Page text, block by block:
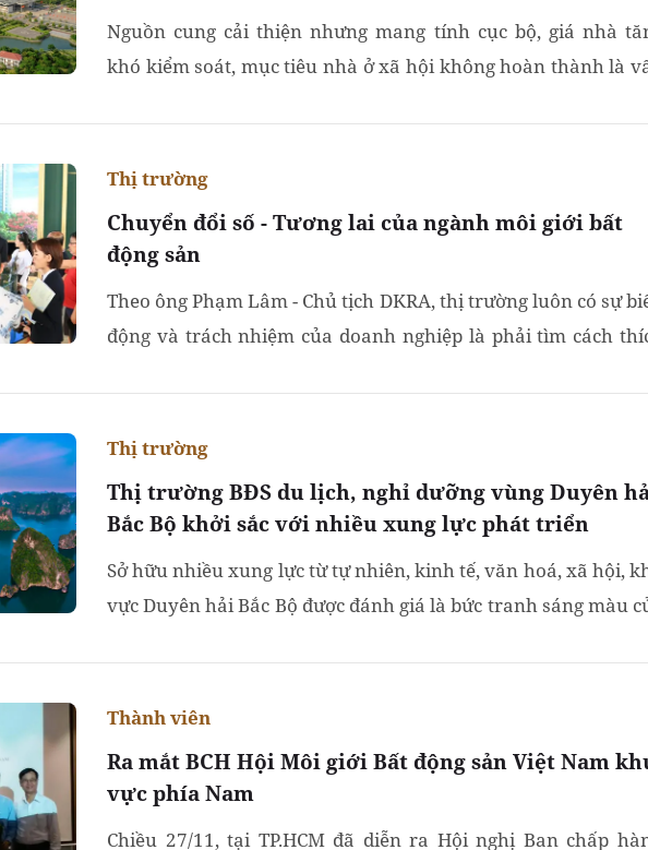
Nguồn cung cải thiện nhưng mang tính cục bộ, giá nhà
khó kiểm soát, mục tiêu nhà ở xã hội không hoàn thành là
Chuyển đổi số - Tương lai của ngành môi giới bất
động sản
Thị trường
Theo ông Phạm Lâm - Chủ tịch DKRA, thị trường luôn có sự
động và trách nhiệm của doanh nghiệp là phải tìm cách
Thị trường BĐS du lịch, nghỉ dưỡng vùng Duyên
Bắc Bộ khởi sắc với nhiều xung lực phát triển
Thị trường
Sở hữu nhiều xung lực từ tự nhiên, kinh tế, văn hoá, xã hội,
vực Duyên hải Bắc Bộ được đánh giá là bức tranh sáng màu
Ra mắt BCH Hội Môi giới Bất động sản Việt Nam
vực phía Nam
Thành viên
Chiều 27/11, tại TP.HCM đã diễn ra Hội nghị Ban chấp